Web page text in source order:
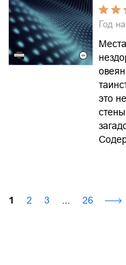
Год
это
1 2 3 26